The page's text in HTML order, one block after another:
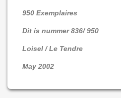
950 Exemplaires
Dit is nummer 836/ 950
Loisel / Le Tendre
May 2002